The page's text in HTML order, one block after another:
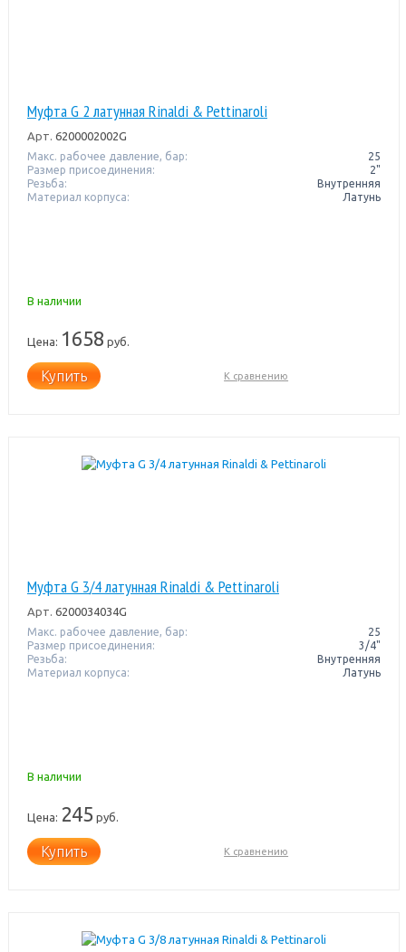
Муфта G 2 латунная Rinaldi & Pettinaroli
Арт. 6200002002G
Макс. рабочее давление, бар:
25
Размер присоединения:
2"
Резьба:
Внутренняя
Материал корпуса:
Латунь
В наличии
Цена: 1658 руб.
Купить К сравнению
Муфта G 3/4 латунная Rinaldi & Pettinaroli
Арт. 6200034034G
Макс. рабочее давление, бар:
25
Размер присоединения:
3/4"
Резьба:
Внутренняя
Материал корпуса:
Латунь
В наличии
Цена: 245 руб.
Купить К сравнению